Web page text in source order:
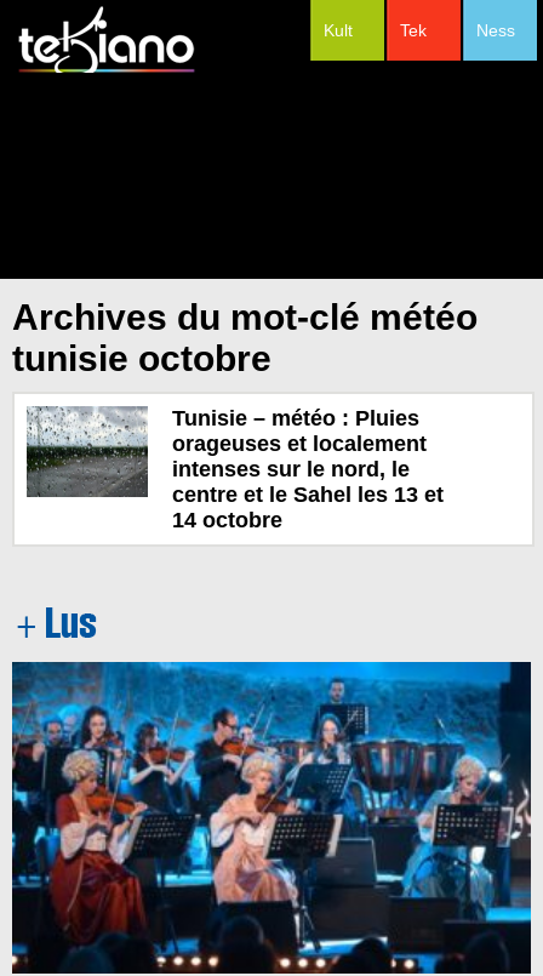
Ness
Tek
Kult
Archives du mot-clé météo
tunisie octobre
Tunisie – météo : Pluies
orageuses et localement
intenses sur le nord, le
centre et le Sahel les 13 et
14 octobre